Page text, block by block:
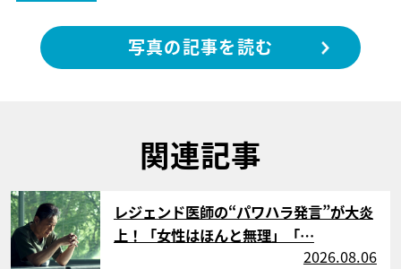
写真の記事を読む
関連記事
サムネイル
レジェンド医師の“パワハラ発言”が大炎
上！「女性はほんと無理」「…
2026.08.06